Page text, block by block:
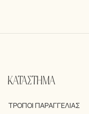
ΚΑΤΑΣΤΗΜΑ
ΤΡΌΠΟΙ ΠΑΡΑΓΓΕΛΊΑΣ